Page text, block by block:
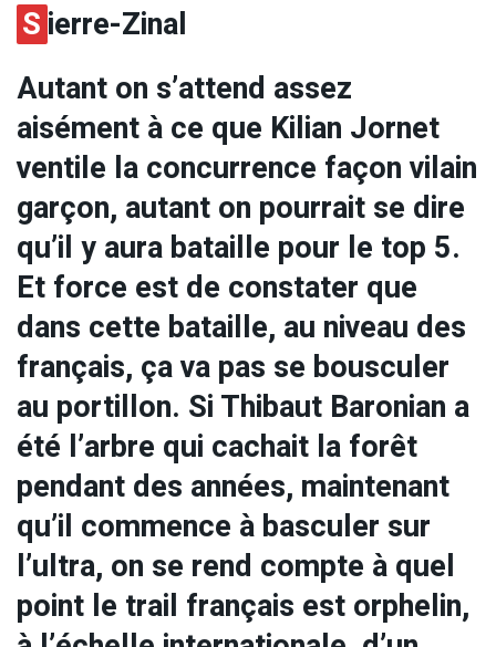
S ierre-Zinal
Autant on s’attend assez
aisément à ce que Kilian Jornet
ventile la concurrence façon vilain
garçon, autant on pourrait se dire
qu’il y aura bataille pour le top 5.
Et force est de constater que
dans cette bataille, au niveau des
français, ça va pas se bousculer
au portillon. Si Thibaut Baronian a
été l’arbre qui cachait la forêt
pendant des années, maintenant
qu’il commence à basculer sur
l’ultra, on se rend compte à quel
point le trail français est orphelin,